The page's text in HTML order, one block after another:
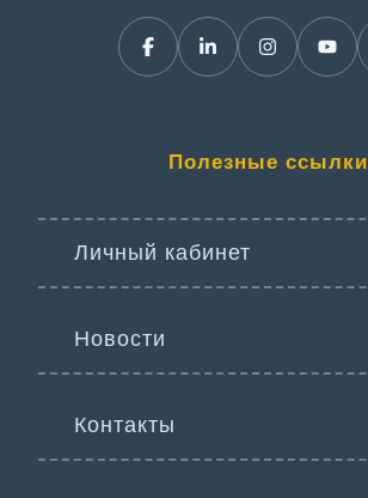
Полезные ссылки
Личный кабинет
Новости
Контакты